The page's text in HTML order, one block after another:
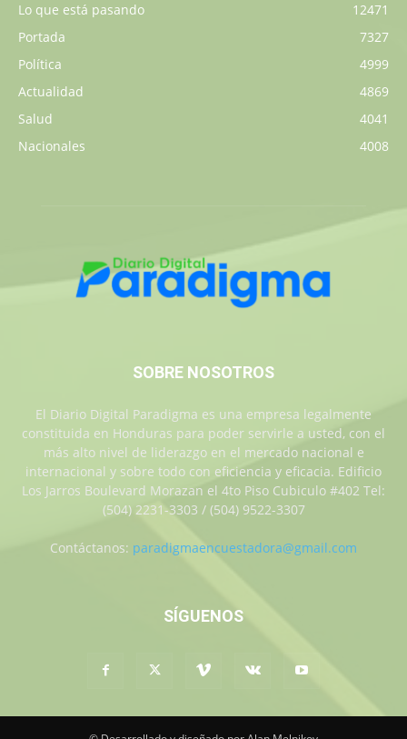
Lo que está pasando
12471
Portada
7327
Política
4999
Actualidad
4869
Salud
4041
Nacionales
4008
SOBRE NOSOTROS
El Diario Digital Paradigma es una empresa legalmente
constituida en Honduras para poder servirle a usted, con el
más alto nivel de liderazgo en el mercado nacional e
internacional y sobre todo con eficiencia y eficacia. Edificio
Los Jarros Boulevard Morazan el 4to Piso Cubiculo #402 Tel:
(504) 2231-3303 / (504) 9522-3307
Contáctanos: paradigmaencuestadora@gmail.com
SÍGUENOS